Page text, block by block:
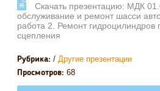
Cкачать презентацию: МДК
обслуживание и ремонт шасси
работа 2. Ремонт гидроцилиндров
сцепления
Рубрика: / Другие презентации
Просмотров: 68